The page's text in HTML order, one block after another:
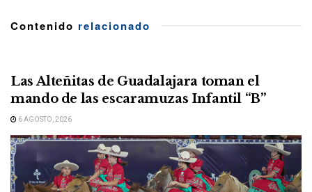
Contenido relacionado
Las Alteñitas de Guadalajara toman el
mando de las escaramuzas Infantil “B”
6 AGOSTO, 2026